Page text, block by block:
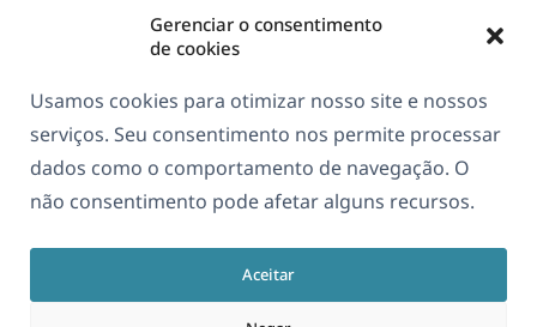
Gerenciar o consentimento
de cookies
Usamos cookies para otimizar nosso site e nossos
serviços. Seu consentimento nos permite processar
dados como o comportamento de navegação. O
não consentimento pode afetar alguns recursos.
Aceitar
Português
GDPR & Política de Privacidade
Junte-se à nossa equipe(abre
em
janela)
em
uma
nova
em
uma
nova
(abre
em
nova